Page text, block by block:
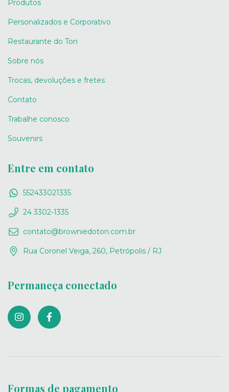
Produtos
Personalizados e Corporativo
Restaurante do Ton
Sobre nós
Trocas, devoluções e fretes
Contato
Trabalhe conosco
Souvenirs
Entre em contato
552433021335
24 3302-1335
contato@browniedoton.com.br
Rua Coronel Veiga, 260, Petrópolis / RJ
Permaneça conectado
Formas de pagamento